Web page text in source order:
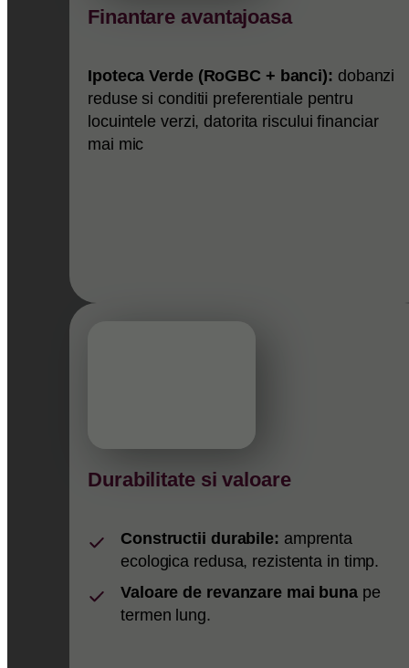
Finantare avantajoasa
Ipoteca Verde (RoGBC + banci): dobanzi
reduse si conditii preferentiale pentru
locuintele verzi, datorita riscului financiar
mai mic
Durabilitate si valoare
Constructii durabile: amprenta
ecologica redusa, rezistenta in timp.
Valoare de revanzare mai buna pe
termen lung.